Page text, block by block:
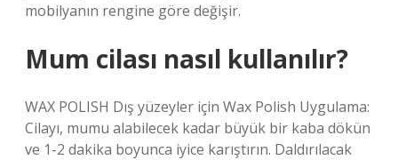
mobilyanın rengine göre değişir.
Mum cilası nasıl kullanılır?
WAX POLISH Dış yüzeyler için Wax Polish Uygulama:
Cilayı, mumu alabilecek kadar büyük bir kaba dökün
ve 1-2 dakika boyunca iyice karıştırın. Daldırılacak